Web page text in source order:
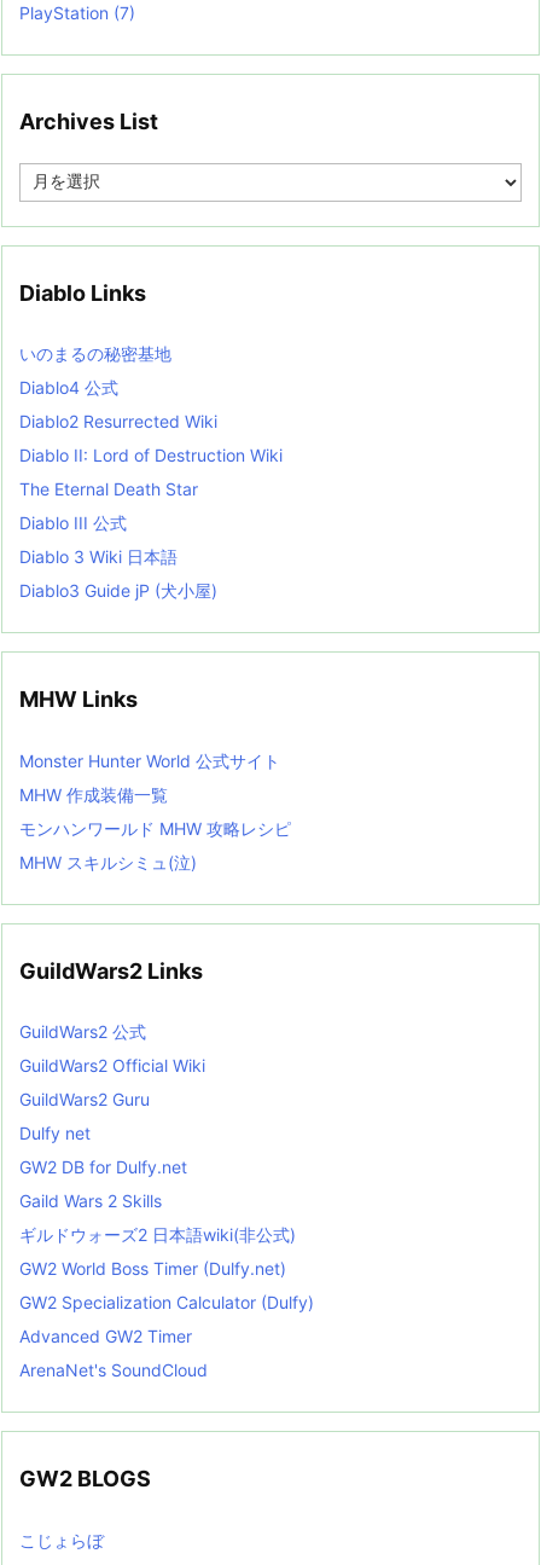
PlayStation (7)
Archives List
e
i
s
t
Diablo Links
いのまるの秘密基地
Diablo4 公式
Diablo2 Resurrected Wiki
Diablo II: Lord of Destruction Wiki
The Eternal Death Star
Diablo III 公式
Diablo 3 Wiki 日本語
Diablo3 Guide jP (犬小屋)
MHW Links
Monster Hunter World 公式サイト
MHW 作成装備一覧
モンハンワールド MHW 攻略レシピ
MHW スキルシミュ(泣)
GuildWars2 Links
GuildWars2 公式
GuildWars2 Official Wiki
GuildWars2 Guru
Dulfy net
GW2 DB for Dulfy.net
Gaild Wars 2 Skills
ギルドウォーズ2 日本語wiki(非公式)
GW2 World Boss Timer (Dulfy.net)
GW2 Specialization Calculator (Dulfy)
Advanced GW2 Timer
ArenaNet's SoundCloud
GW2 BLOGS
こじょらぼ